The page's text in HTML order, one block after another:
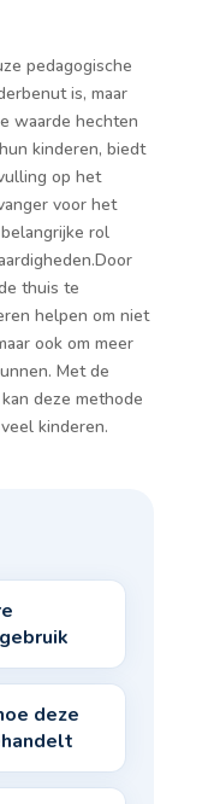
pedagogische
is, maar
waarde hechten
kinderen, biedt
op het
voor het
rol
thuis te
helpen om niet
ook om meer
Met de
deze methode
kinderen.
deze